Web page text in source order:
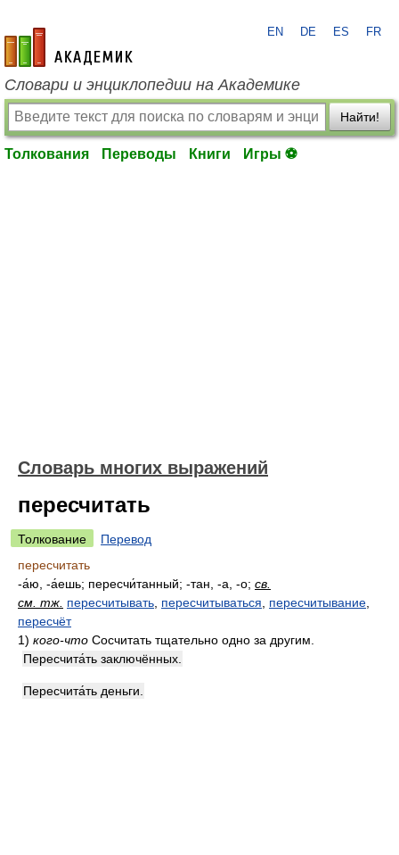
academic.ru
EN DE ES FR
Словари и энциклопедии на Академике
Найти!
Толкования Переводы Книги Игры ⚽
Словарь многих выражений
пересчитать
Толкование
Перевод
пересчитать
-а́ю, -а́ешь; пересчи́танный; -тан, -а, -о; св.
см. тж. пересчитывать пересчитываться пересчитывание
пересчёт
1) кого-что Сосчитать тщательно одно за другим.
Пересчита́ть заключённых.
Пересчита́ть деньги.